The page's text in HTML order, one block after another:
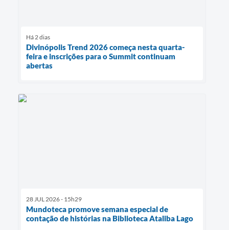
Há 2 dias
Divinópolis Trend 2026 começa nesta quarta-
feira e inscrições para o Summit continuam
abertas
28 JUL 2026 - 15h29
Mundoteca promove semana especial de
contação de histórias na Biblioteca Ataliba Lago